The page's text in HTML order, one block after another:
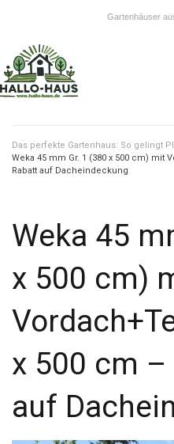
Gartenhäuser
Das perfekte Gartenhaus: So gelingt
Weka 45 mm Gr. 1 (380 x 500 cm) mit
Rabatt auf Dacheindeckung
Weka 45
x 500 cm)
x 500 cm –
auf